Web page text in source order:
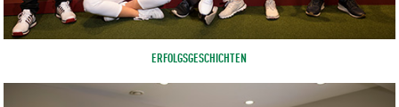
ERFOLGSGESCHICHTEN